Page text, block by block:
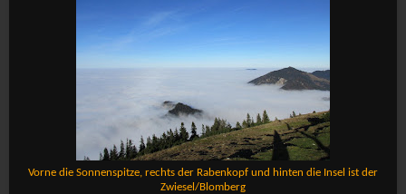
Vorne die Sonnenspitze, rechts der Rabenkopf und hinten die Insel ist der
Zwiesel/Blomberg